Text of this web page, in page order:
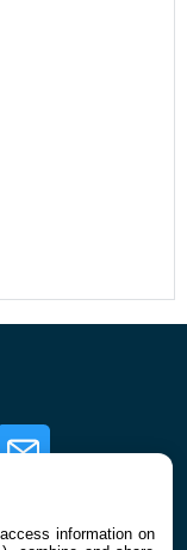
Newsletter
information on